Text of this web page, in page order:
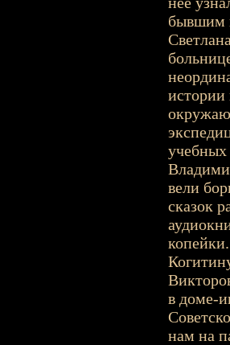
бывшим
истории
вели
сказок
в доме-
нам на